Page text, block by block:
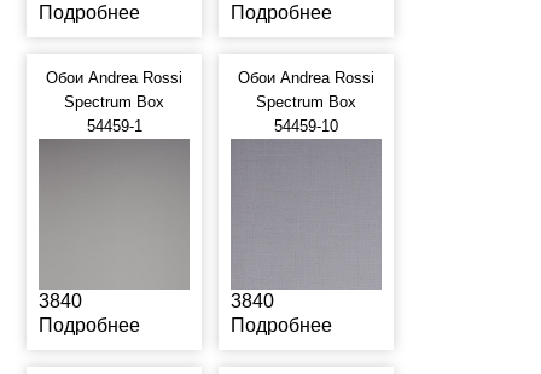
Подробнее
Подробнее
Обои Andrea Rossi
Spectrum Box
54459-1
3840
Подробнее
Обои Andrea Rossi
Spectrum Box
54459-10
3840
Подробнее